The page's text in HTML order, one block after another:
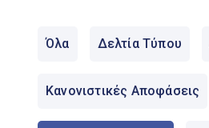
Όλα Δελτία Τύπου
Κανονιστικές Αποφάσεις